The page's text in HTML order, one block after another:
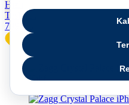
Hızlı
Teslimat
799 TL